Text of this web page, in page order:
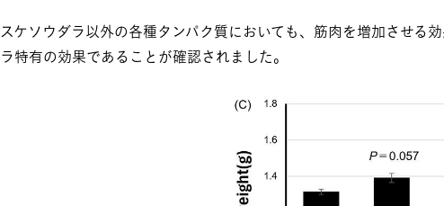
スケソウダラ以外の各種タンパク質においても、筋肉を増加させる
ラ特有の効果であることが確認されました。